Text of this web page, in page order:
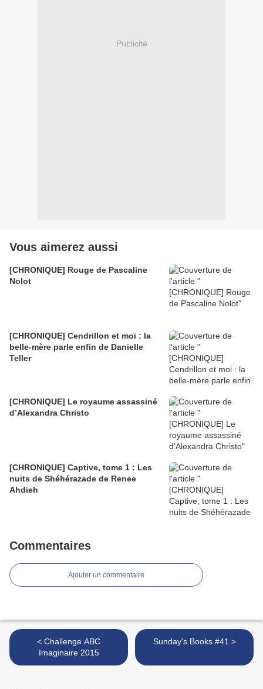
Publicité
Vous aimerez aussi
[CHRONIQUE] Rouge de Pascaline
Nolot
[CHRONIQUE] Cendrillon et moi : la
belle-mère parle enfin de Danielle
Teller
[CHRONIQUE] Le royaume assassiné
d’Alexandra Christo
[CHRONIQUE] Captive, tome 1 : Les
nuits de Shéhérazade de Renee
Ahdieh
Commentaires
Ajouter un commentaire
< Challenge ABC
Imaginaire 2015
Sunday's Books #41 >